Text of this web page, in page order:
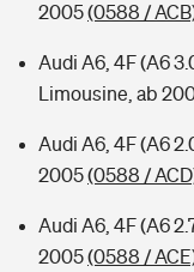
2005(0588 /
Audi A6, 4F (A6
Limousine, ab
Audi A6, 4F (A6
2005(0588 /
Audi A6, 4F (A6
2005(0588 /